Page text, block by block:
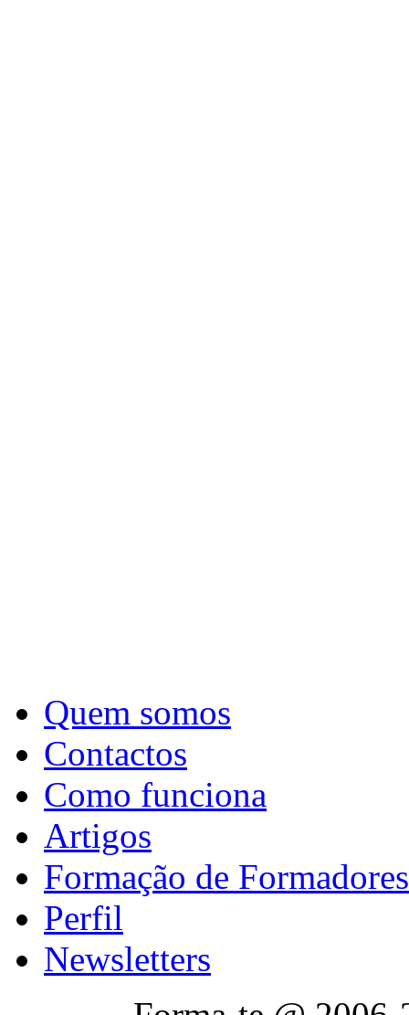
Quem somos
Contactos
Como funciona
Artigos
Formação de Formadores
Perfil
Newsletters